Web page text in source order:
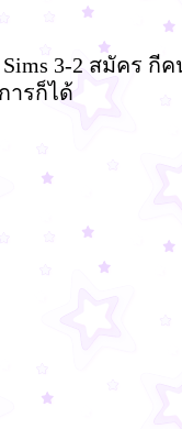
3-2 สมัคร กี
ารก็ได้